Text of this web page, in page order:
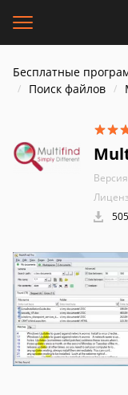
Бесплатные
Поиск файлов